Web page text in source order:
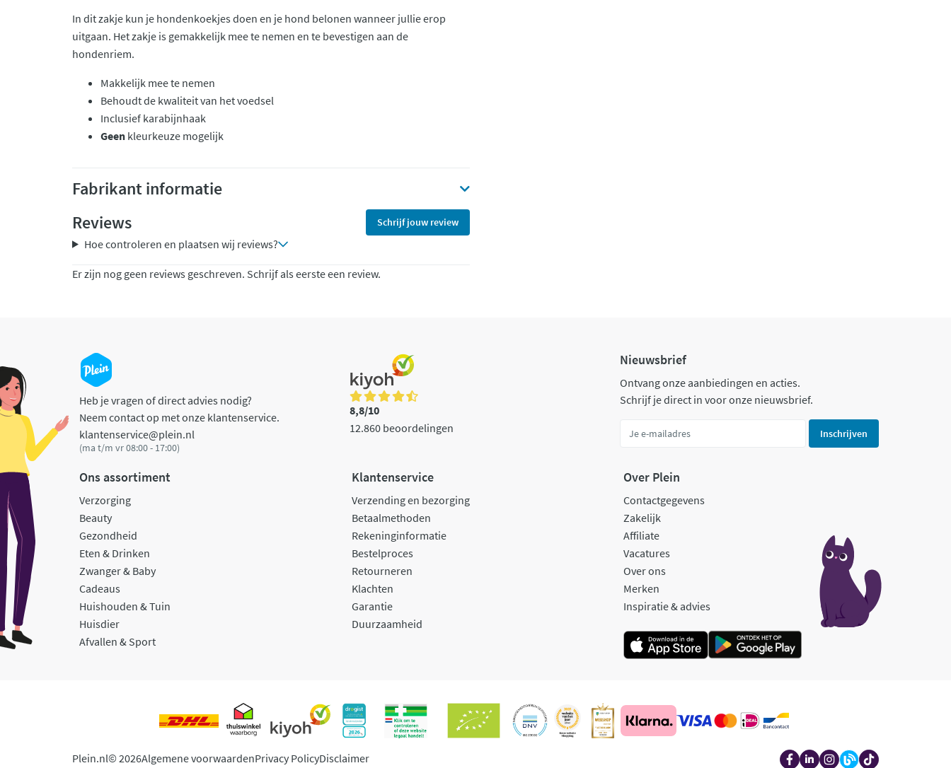
In dit zakje kun je hondenkoekjes doen en je hond belonen wanneer jullie erop
uitgaan. Het zakje is gemakkelijk mee te nemen en te bevestigen aan de
hondenriem.
Makkelijk mee te nemen
Behoudt de kwaliteit van het voedsel
Inclusief karabijnhaak
Geen kleurkeuze mogelijk
Fabrikant informatie
Reviews
Schrijf jouw review
Hoe controleren en plaatsen wij reviews?
Er zijn nog geen reviews geschreven. Schrijf als eerste een review.
Heb je vragen of direct advies nodig?
Neem contact op met onze klantenservice.
klantenservice@plein.nl
(ma t/m vr 08:00 - 17:00)
8,8/10
12.860 beoordelingen
Nieuwsbrief
Ontvang onze aanbiedingen en acties.
Schrijf je direct in voor onze nieuwsbrief.
Inschrijven
Ons assortiment
Verzorging
Beauty
Gezondheid
Eten & Drinken
Zwanger & Baby
Cadeaus
Huishouden & Tuin
Huisdier
Afvallen & Sport
Klantenservice
Verzending en bezorging
Betaalmethoden
Rekeninginformatie
Bestelproces
Retourneren
Klachten
Garantie
Duurzaamheid
Over Plein
Contactgegevens
Zakelijk
Affiliate
Vacatures
Over ons
Merken
Inspiratie & advies
Plein.nl© 2026Algemene voorwaardenPrivacy PolicyDisclaimer